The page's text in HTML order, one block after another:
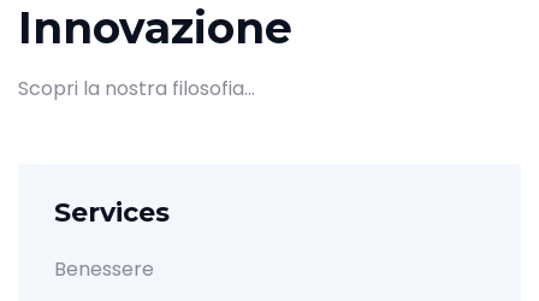
Innovazione
Scopri la nostra filosofia...
Services
Benessere